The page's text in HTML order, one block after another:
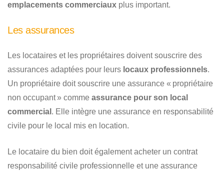
emplacements commerciaux plus important.
Les assurances
Les locataires et les propriétaires doivent souscrire des
assurances adaptées pour leurs locaux professionnels.
Un propriétaire doit souscrire une assurance « propriétaire
non occupant » comme assurance pour son local
commercial . Elle intègre une assurance en responsabilité
civile pour le local mis en location.
Le locataire du bien doit également acheter un contrat
responsabilité civile professionnelle et une assurance